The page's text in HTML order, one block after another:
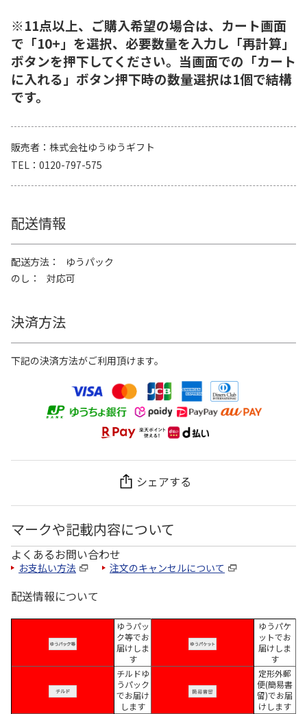
※11点以上、ご購入希望の場合は、カート画面
で「10+」を選択、必要数量を入力し「再計算」
ボタンを押下してください。当画面での「カート
に入れる」ボタン押下時の数量選択は1個で結構
です。
販売者
株式会社ゆうゆうギフト
TEL
0120-797-575
配送情報
配送方法
ゆうパック
のし
対応可
決済方法
下記の決済方法がご利用頂けます。
シェアする
マークや記載内容について
よくあるお問い合わせ
お支払い方法 注文のキャンセルについて
配送情報について
ゆうパッ
ク等でお
届けしま
す
ゆうパケ
ットでお
届けしま
す
チルドゆ
うパック
でお届け
します
定形外郵
便(簡易書
留)でお届
けします